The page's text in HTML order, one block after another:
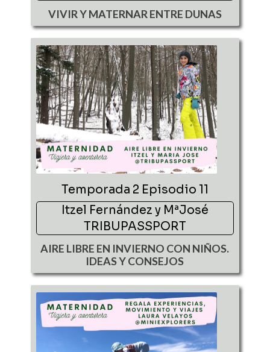
VIVIR Y MATERNAR ENTRE DUNAS
Temporada 2 Episodio 11
Itzel Fernández y MªJosé
TRIBUPASSPORT
AIRE LIBRE EN INVIERNO CON NIÑOS.
IDEAS Y CONSEJOS